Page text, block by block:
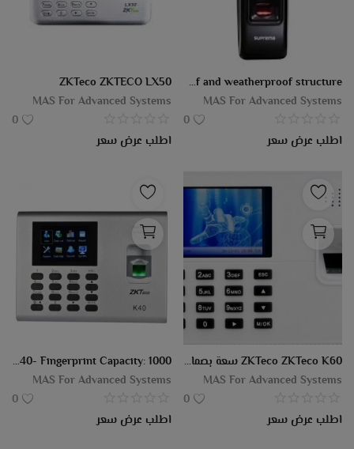
BioLite Net IP65 rated waterproof and weatherproof structure
MAS For Advanced Systems
0
اطلب عرض سعر
ZKTeco ZKTECO LX50
MAS For Advanced Systems
0
اطلب عرض سعر
ZKTeco ZKTeco K60 سعة بصمات الأصابع 3000
MAS For Advanced Systems
0
اطلب عرض سعر
Zk40- Fingerprint Capacity: 1000.
MAS For Advanced Systems
0
اطلب عرض سعر